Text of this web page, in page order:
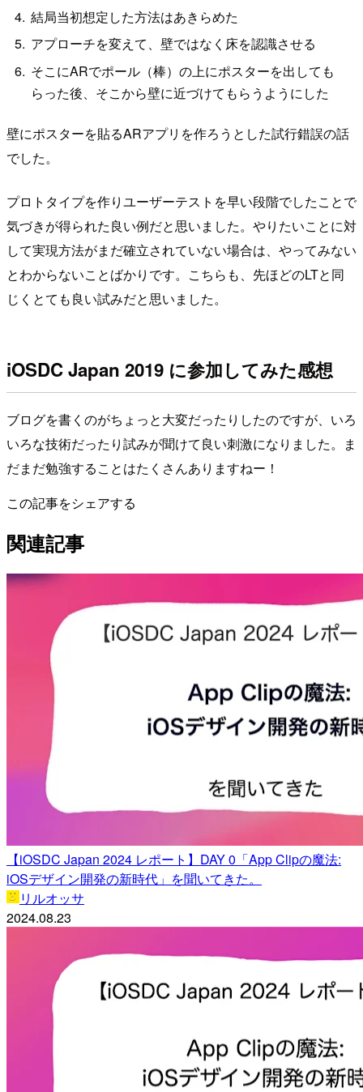
結局当初想定した方法はあきらめた
アプローチを変えて、壁ではなく床を認識させる
そこにARでポール（棒）の上にポスターを出しても
らった後、そこから壁に近づけてもらうようにした
壁にポスターを貼るARアプリを作ろうとした試行錯誤の話
でした。
プロトタイプを作りユーザーテストを早い段階でしたことで
気づきが得られた良い例だと思いました。やりたいことに対
して実現方法がまだ確立されていない場合は、やってみない
とわからないことばかりです。こちらも、先ほどのLTと同
じくとても良い試みだと思いました。
iOSDC Japan 2019 に参加してみた感想
ブログを書くのがちょっと大変だったりしたのですが、いろ
いろな技術だったり試みが聞けて良い刺激になりました。ま
だまだ勉強することはたくさんありますねー！
この記事をシェアする
関連記事
【iOSDC Japan 2024 レポート】DAY 0「App Clipの魔法:
iOSデザイン開発の新時代」を聞いてきた。
リルオッサ
2024.08.23